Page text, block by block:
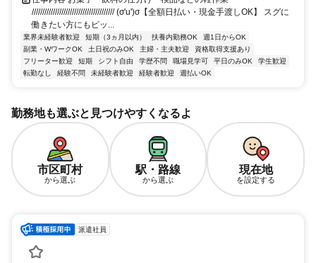
/////////////////////////////////////// (σ'u')σ【全額日払い・現金手渡しOK】 スグに
働きたい方にもピッ...
業界未経験者歓迎 短期（3ヵ月以内） 扶養内勤務OK
週1日からOK
副業・WワークOK
土日祝のみOK 主婦・主夫歓迎
資格取得支援あり
フリーター歓迎
短期 シフト自由 学歴不問 職場見学可 平日のみOK
学生歓迎
転勤なし
経験不問 未経験者歓迎 経験者歓迎 週払いOK
勤務地も選ぶと見つけやすくなるよ
市区町村
から選ぶ
駅・路線
から選ぶ
現在地
を設定する
派遣社員